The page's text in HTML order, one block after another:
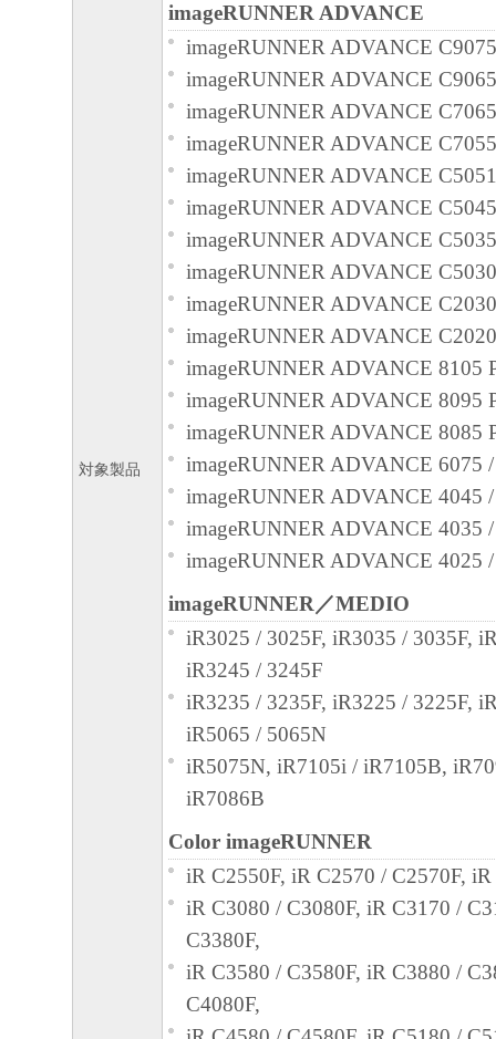
４．著作権表示
お客様は、「本ソフトウェア」に含まれる
キヤノンのライセンサーの著作権表示を変
しくは削除してはなりません。
５．保証の否認・免責
(1) 「本ソフトウェア」は、『現状のまま
諾されます。キヤノン、キヤノンのライセ
ンの子会社、キヤノンの関連会社、それら
たは販売店のいずれも、「本ソフトウェア
品性および特定の目的への適合性の保証を
保証も、明示たると黙示たるとを問わず一
(2) キヤノン、キヤノンのライセンサー、
社、キヤノンの関連会社、それらの販売代
店のいずれも、「本ソフトウェア」の使用
から生ずるいかなる損害（逸失利益および
または付随的な損害を含むがこれらに限定
損害を言います。）について、適用法で認
一切の責任を負わないものとします。たと
キヤノンのライセンサー、キヤノンの子会
関連会社、それらの販売代理店または販売
の可能性について知らされていた場合でも
(3) キヤノン、キヤノンのライセンサー、
社、キヤノンの関連会社、それらの販売代
店のいずれも、「本ソフトウェア」、また
ェア」の使用に起因または関連してお客様
に生じたいかなる紛争についても、一切責
のとします。
お客様は、日本国政府または関連する外国
認可等を得ることなしに、「本ソフトウェ
は一部を、直接または間接に輸出してはな
対象製品
imageRUNNER ADVANCE
imageRUNNER ADVANCE
imageRUNNER ADVANCE
imageRUNNER ADVANCE C7065
imageRUNNER ADVANCE C7055
imageRUNNER ADVANCE
imageRUNNER ADVANCE
imageRUNNER ADVANCE
imageRUNNER ADVANCE
imageRUNNER ADVANCE
imageRUNNER ADVANCE
imageRUNNER ADVANCE 8105
imageRUNNER ADVANCE 8095
imageRUNNER ADVANCE 8085
imageRUNNER ADVANCE 6075
imageRUNNER ADVANCE 4045
imageRUNNER ADVANCE 4035
imageRUNNER ADVANCE 4025
imageRUNNER／MEDIO
iR3025 / 3025F, iR3035 / 3035F,
iR3245 / 3245F
iR3235 / 3235F, iR3225 / 3225F,
iR5065 / 5065N
iR5075N, iR7105i / iR7105B,
iR7086B
Color imageRUNNER
iR C2550F, iR C2570 / C2570F,
iR C3080 / C3080F, iR C3170 /
C3380F,
iR C3580 / C3580F, iR C3880 /
C4080F,